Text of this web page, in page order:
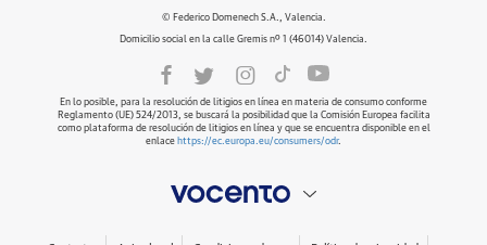
© Federico Domenech S.A., Valencia.
Domicilio social en la calle Gremis nº 1 (46014) Valencia.
En lo posible, para la resolución de litigios en línea en materia de consumo conforme
Reglamento (UE) 524/2013, se buscará la posibilidad que la Comisión Europea facilita
como plataforma de resolución de litigios en línea y que se encuentra disponible en el
enlace https://ec.europa.eu/consumers/odr.